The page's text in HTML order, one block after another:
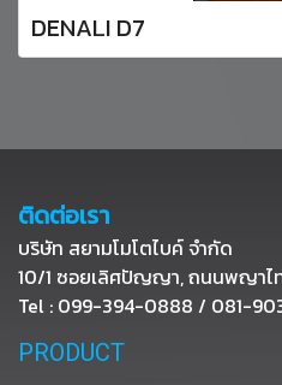
DENALI D7
ติดต่อเรา
บริษัท สยามโมโตไบค์ จำกัด
10/1 ซอยเลิศปัญญา, ถนนพญาไท
Tel : 099-394-0888 / 081-
PRODUCT